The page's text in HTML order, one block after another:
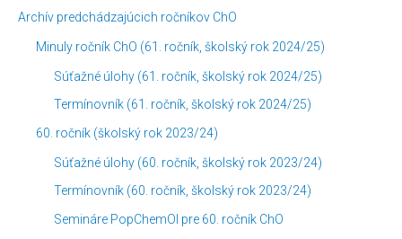
Archív predchádzajúcich ročníkov ChO
Minuly ročník ChO (61. ročník, školský rok 2024/25)
Súťažné úlohy (61. ročník, školský rok 2024/25)
Termínovník (61. ročník, školský rok 2024/25)
60. ročník (školský rok 2023/24)
Súťažné úlohy (60. ročník, školský rok 2023/24)
Termínovník (60. ročník, školský rok 2023/24)
Semináre PopChemOl pre 60. ročník ChO